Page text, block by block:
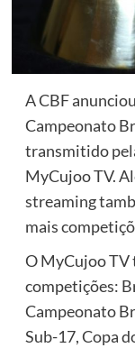
A CBF
Campeonato
transmitido
MyCujoo TV.
streaming
mais
O MyCujoo TV
competições:
Campeonato
Sub-17, Copa